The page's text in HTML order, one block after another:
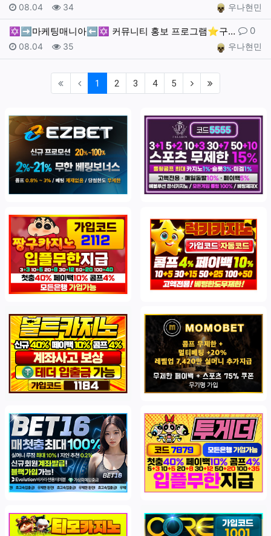
작성자우나현민
작성일
08.04 조회
34
✡️➡️마케팅매니아⬅️✡️ 커뮤니티 홍보 프로그램⭐️구… 댓글
0
작성자우나현민
작성일
08.04 조회
35
1 (current)
2 3 4 5 (next)